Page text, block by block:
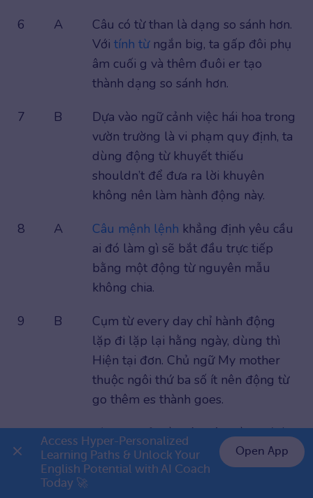
6
A
Câu có từ than là dạng so sánh hơn.
Với tính từngắn big, ta gấp đôi phụ
âm cuối g và thêm đuôi er tạo
thành dạng so sánh hơn.
7
B
Dựa vào ngữ cảnh việc hái hoa trong
vườn trường là vi phạm quy định, ta
dùng động từ khuyết thiếu
shouldn’t để đưa ra lời khuyên
không nên làm hành động này.
8
A Câu mệnh lệnh khẳng định yêu cầu
ai đó làm gì sẽ bắt đầu trực tiếp
bằng một động từ nguyên mẫu
không chia.
9
B
Cụm từ every day chỉ hành động
lặp đi lặp lại hằng ngày, dùng thì
Hiện tại đơn. Chủ ngữ My mother
thuộc ngôi thứ ba số ít nên động từ
go thêm es thành goes.
10
B
Từ Listen ở đầu câu yêu cầu chú ý
hành động đang xảy ra, dùng thì
Hiện tại tiếp diễn.Đại từ bất định
👉 Premium 1 năm chỉ 799K
Access Hyper-Personalized
Learning Paths & Unlock Your
English Potential with AI Coach
Today 🚀
Open App